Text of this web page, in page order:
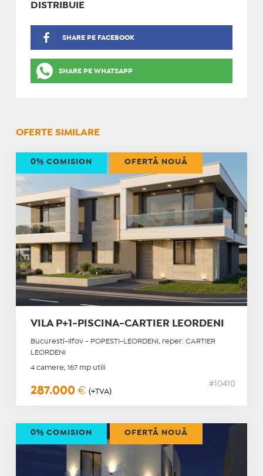
DISTRIBUIE
SHARE PE FACEBOOK
SHARE PE WHATSAPP
OFERTE SIMILARE
VILA P+1-PISCINA-CARTIER LEORDENI
Bucuresti-Ilfov - POPESTI-LEORDENI, reper: CARTIER
LEORDENI
4 camere, 167 mp utili
287.000 € (+TVA)
#10410
0% COMISION OFERTĂ NOUĂ
0% COMISION OFERTĂ NOUĂ